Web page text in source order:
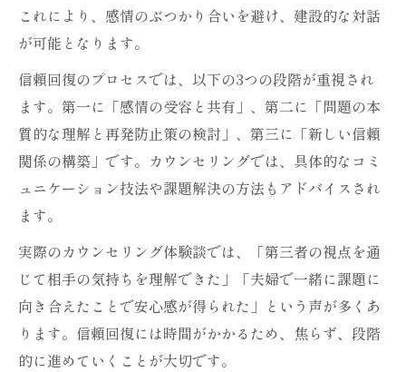
これにより、感情のぶつかり合いを避け、建設的な対話
が可能となります。
信頼回復のプロセスでは、以下の3つの段階が重視され
ます。第一に「感情の受容と共有」、第二に「問題の本
質的な理解と再発防止策の検討」、第三に「新しい信頼
関係の構築」です。カウンセリングでは、具体的なコミ
ュニケーション技法や課題解決の方法もアドバイスされ
ます。
実際のカウンセリング体験談では、「第三者の視点を通
じて相手の気持ちを理解できた」「夫婦で一緒に課題に
向き合えたことで安心感が得られた」という声が多くあ
ります。信頼回復には時間がかかるため、焦らず、段階
的に進めていくことが大切です。